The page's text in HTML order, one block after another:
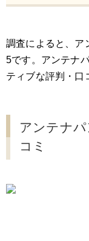
調査によると、ア
5です。アンテナ
ティブな評判・口
アンテナ
コミ